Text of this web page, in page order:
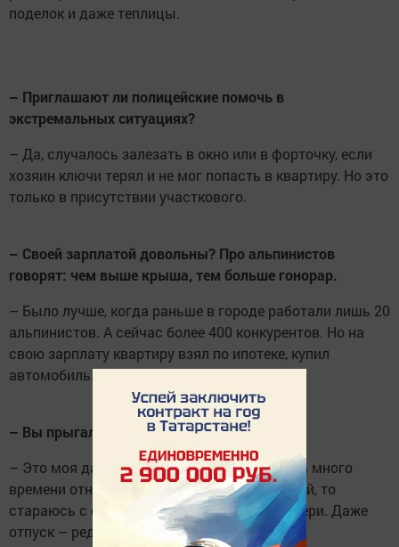
поделок и даже теплицы.
– Приглашают ли полицейские помочь в
экстремальных ситуациях?
– Да, случалось залезать в окно или в форточку, если
хозяин ключи терял и не мог попасть в квартиру. Но это
только в присутствии участкового.
– Своей зарплатой довольны? Про альпинистов
говорят: чем выше крыша, тем больше гонорар.
– Было лучше, когда раньше в городе работали лишь 20
альпинистов. А сейчас более 400 конкурентов. Но на
свою зарплату квартиру взял по ипотеке, купил
автомобиль.
– Вы прыгали с парашютом?
– Это моя давняя мечта, но некогда: работа много
времени отнимает. Если выдается выходной, то
стараюсь с семьей побыть, у меня две дочери. Даже
отпуск – редкость, за последние семь лет